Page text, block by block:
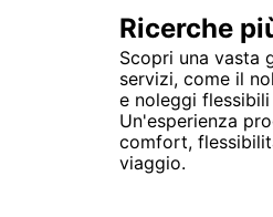
Ricerche
Scopri una vasta
servizi, come il
e noleggi
Un'esperienza
comfort,
viaggio.